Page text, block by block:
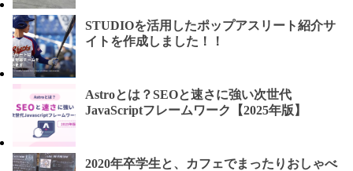
STUDIOを活用したポップアスリート紹介サ
イトを作成しました！！
Astroとは？SEOと速さに強い次世代
JavaScriptフレームワーク【2025年版】
2020年卒学生と、カフェでまったりおしゃべ